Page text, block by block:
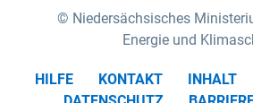
Niedersächsisches
Energie und
HILFE KONTAKT INHALT